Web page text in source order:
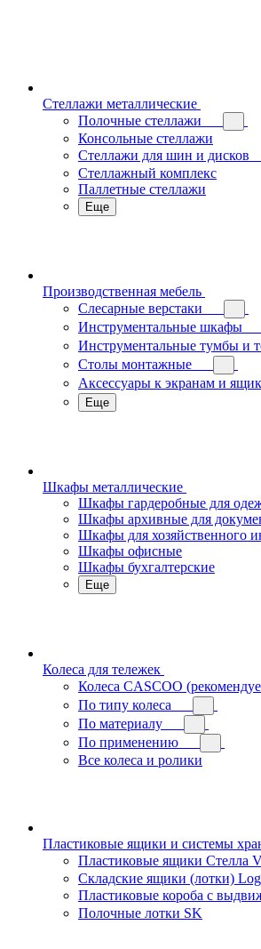
Стеллажи металлические
Полочные стеллажи
Консольные стеллажи
Стеллажи для шин и дисков
Стеллажный комплекс
Паллетные стеллажи
Еще
Производственная мебель
Слесарные верстаки
Инструментальные шкафы
Инструментальные тумбы и
Столы монтажные
Аксессуары к экранам и
Еще
Шкафы металлические
Шкафы гардеробные для
Шкафы архивные для
Шкафы для хозяйственного
Шкафы офисные
Шкафы бухгалтерские
Еще
Колеса для тележек
Колеса CASCOO
По типу колеса
По материалу
По применению
Все колеса и ролики
Пластиковые ящики и системы
Пластиковые ящики Стелла
Складские ящики (лотки)
Пластиковые короба с
Полочные лотки SK